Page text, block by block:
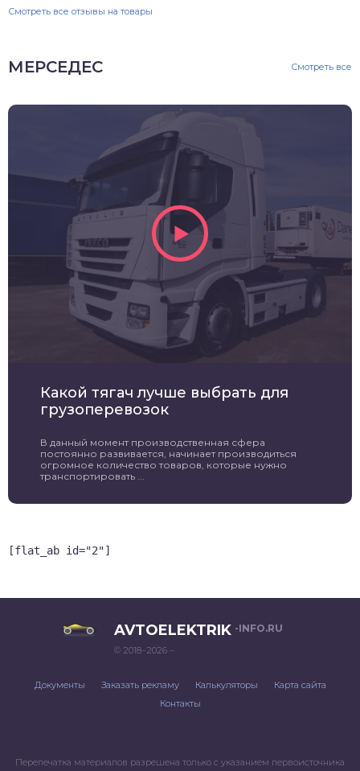
Смотреть все отзывы на товары
МЕРСЕДЕС Смотреть все
Какой тягач лучше выбрать для
грузоперевозок
В данный момент производственная сфера
постоянно развивается, начинает производиться
огромное количество товаров, которые нужно
транспортировать ...
[flat_ab id="2"]
AVTOELEKTRIK -INFO.RU
© 2018–2026 –
Документы Заказать рекламу Калькуляторы
Карта сайта
Контакты
Перепечатка материалов разрешена только с указанием первоисточника